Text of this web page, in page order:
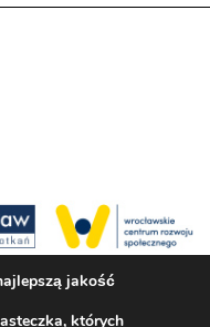
w partnerstwie z
Dzieci (UNICEF)
jakość
których